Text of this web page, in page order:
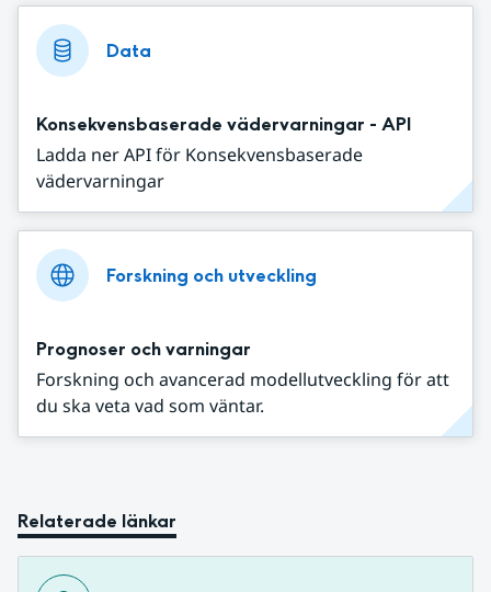
Data
Konsekvensbaserade vädervarningar - API
Ladda ner API för Konsekvensbaserade
vädervarningar
Forskning och utveckling
Prognoser och varningar
Forskning och avancerad modellutveckling för att
du ska veta vad som väntar.
Relaterade länkar